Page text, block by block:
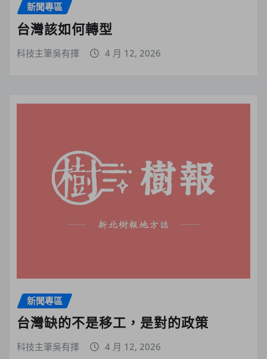
新聞專區
台灣該如何轉型
科技主筆吳有擇 4 月 12, 2026
新聞專區
台灣缺的不是移工，是對的政策
科技主筆吳有擇 4 月 12, 2026